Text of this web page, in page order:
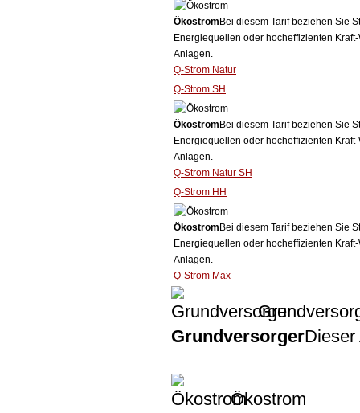
Ökostrom Bei diesem Tarif beziehen Sie
Energiequellen oder hocheffizienten
Anlagen.
Q-Strom Natur
Q-Strom SH
Ökostrom Bei diesem Tarif beziehen Sie
Energiequellen oder hocheffizienten
Anlagen.
Q-Strom Natur SH
Q-Strom HH
Ökostrom Bei diesem Tarif beziehen Sie
Energiequellen oder hocheffizienten
Anlagen.
Q-Strom Max
GrundversorgerDieser
Ökostrom